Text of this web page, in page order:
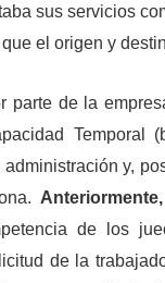
sus servicios
el origen y
parte de la
Temporal
y,
de los
de la